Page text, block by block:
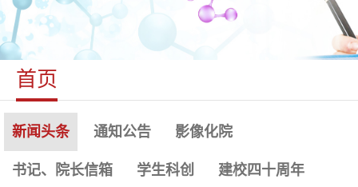
首页
新闻头条 通知公告 影像化院
书记、院长信箱 学生科创 建校四十周年